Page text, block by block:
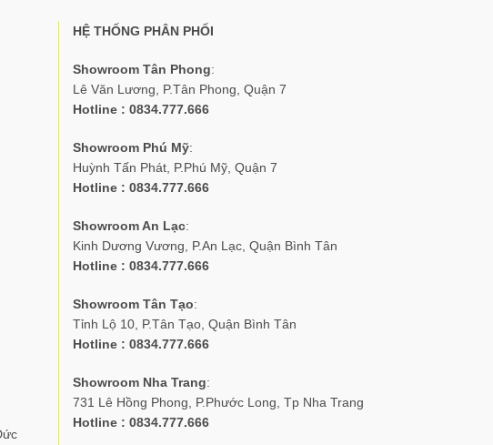
HỆ THỐNG PHÂN PHỐI
Showroom Tân Phong:
Lê Văn Lương, P.Tân Phong, Quận 7
Hotline : 0834.777.666
Showroom Phú Mỹ:
Huỳnh Tấn Phát, P.Phú Mỹ, Quận 7
Hotline : 0834.777.666
Showroom An Lạc:
Kinh Dương Vương, P.An Lạc, Quận Bình Tân
Hotline : 0834.777.666
Showroom Tân Tạo:
Tỉnh Lộ 10, P.Tân Tạo, Quận Bình Tân
Hotline : 0834.777.666
Showroom Nha Trang:
731 Lê Hồng Phong, P.Phước Long, Tp Nha Trang
Hotline : 0834.777.666